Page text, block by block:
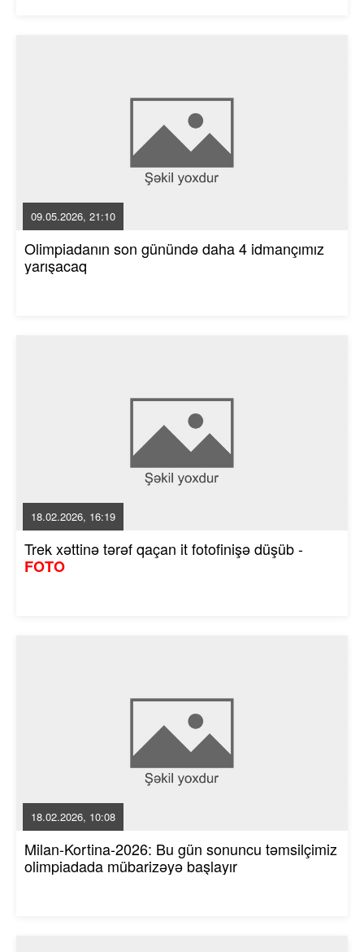
09.05.2026, 21:10
Olimpiadanın son günündə daha 4 idmançımız
yarışacaq
18.02.2026, 16:19
Trek xəttinə tərəf qaçan it fotofinişə düşüb -
FOTO
18.02.2026, 10:08
Milan-Kortina-2026: Bu gün sonuncu təmsilçimiz
olimpiadada mübarizəyə başlayır